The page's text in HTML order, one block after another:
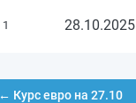
1 28.10.2025
← Курс евро на 27.10